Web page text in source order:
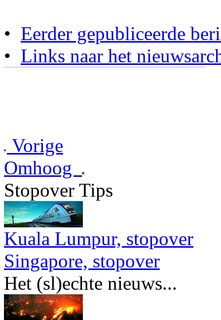
• Eerder gepubliceerde
• Links naar het
Vorige
Omhoog
Stopover Tips
Kuala Lumpur, stopover
Singapore, stopover
Het (sl)echte nieuws...